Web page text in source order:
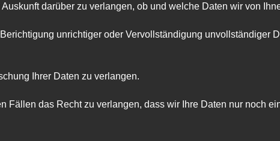
darüber zu verlangen, ob und welche Daten wir von
unrichtiger oder Vervollständigung unvollständiger
Ihrer Daten zu verlangen.
Fällen das Recht zu verlangen, dass wir Ihre Daten nur noch